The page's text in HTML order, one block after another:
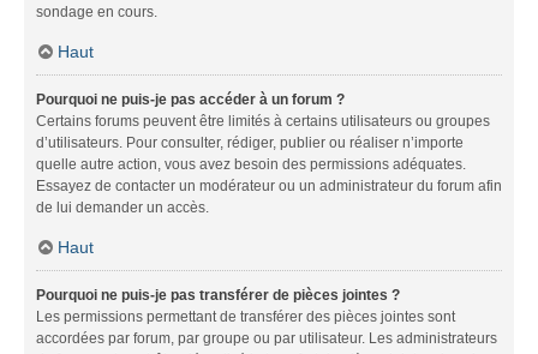
sondage en cours.
Haut
Pourquoi ne puis-je pas accéder à un forum ?
Certains forums peuvent être limités à certains utilisateurs ou groupes
d’utilisateurs. Pour consulter, rédiger, publier ou réaliser n’importe
quelle autre action, vous avez besoin des permissions adéquates.
Essayez de contacter un modérateur ou un administrateur du forum afin
de lui demander un accès.
Haut
Pourquoi ne puis-je pas transférer de pièces jointes ?
Les permissions permettant de transférer des pièces jointes sont
accordées par forum, par groupe ou par utilisateur. Les administrateurs